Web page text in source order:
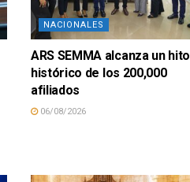
NACIONALES
ARS SEMMA alcanza un hito
histórico de los 200,000
afiliados
06/08/2026